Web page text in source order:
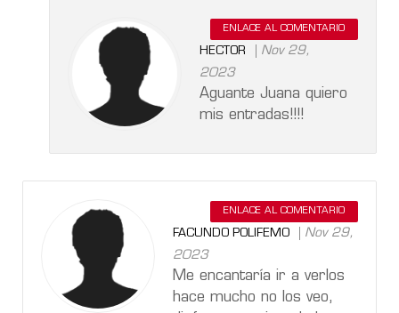
ENLACE AL COMENTARIO
HECTOR
Nov 29,
2023
Aguante Juana quiero
mis entradas!!!!
ENLACE AL COMENTARIO
FACUNDO POLIFEMO
Nov 29,
2023
Me encantaría ir a verlos
hace mucho no los veo,